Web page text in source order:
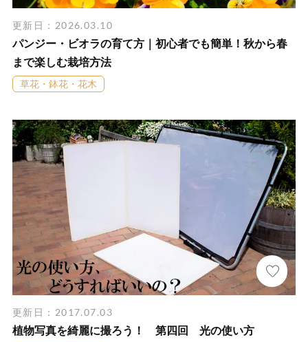
更新日：2026.03.10
パンジー・ビオラの育て方｜初心者でも簡単！秋から春
まで楽しむ栽培方法
草花・鉢花・花木
更新日：2017.07.03
植物写真を綺麗に撮ろう！ 第四回 光の使い方